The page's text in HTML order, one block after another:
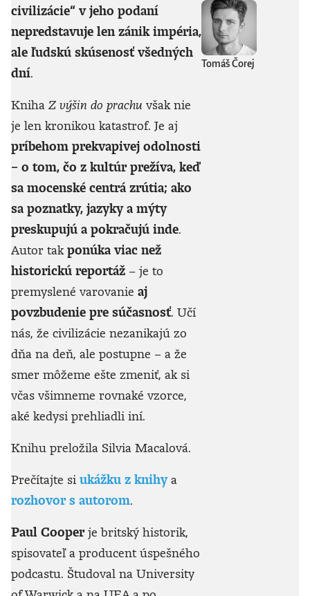
civilizácie“ v jeho podaní
nepredstavuje len zánik impéria,
ale ľudskú skúsenosť všedných
dní.
Kniha Z výšin do prachu však nie
je len kronikou katastrof. Je aj
príbehom prekvapivej odolnosti
– o tom, čo z kultúr prežíva, keď
sa mocenské centrá zrútia; ako
sa poznatky, jazyky a mýty
preskupujú a pokračujú inde.
Autor takponúka viac než
historickú reportáž – je to
premyslené varovanie aj
povzbudenie pre súčasnosť. Učí
nás, že civilizácie nezanikajú zo
dňa na deň, ale postupne – a že
smer môžeme ešte zmeniť, ak si
včas všimneme rovnaké vzorce,
aké kedysi prehliadli iní.
Knihu preložila Silvia Macalová.
Prečítajte si ukážku z knihya
rozhovor s autorom.
Paul Cooper je britský historik,
spisovateľ a producent úspešného
podcastu. Študoval na University
Tomáš Čorej